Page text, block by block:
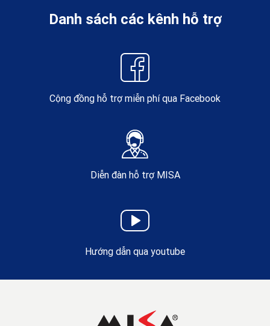
Danh sách các kênh hỗ trợ
Cộng đồng hỗ trợ miễn phí qua Facebook
Diễn đàn hỗ trợ MISA
Hướng dẫn qua youtube